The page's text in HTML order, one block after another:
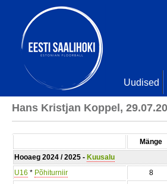
Uudised
Hans Kristjan Koppel,
Mänge
Hooaeg 2024 / 2025 - Kuusalu
U16 * Põhiturniir 8